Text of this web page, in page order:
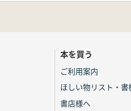
本を買う
ご利用案内
ほしい物リスト・書
書店様へ